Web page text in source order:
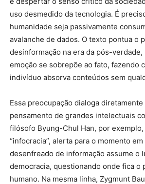
uso desmedido da tecnologia. É
humanidade seja passivamente
avalanche de dados. O texto pontua o
desinformação na era da pós-
emoção se sobrepõe ao fato, fazendo
indivíduo absorva conteúdos sem
Essa preocupação dialoga diretamente
pensamento de grandes intelectuais
filósofo Byung-Chul Han, por
“infocracia”, alerta para o momento
desenfreado de informação assume o
democracia, questionando onde fica o
humano. Na mesma linha, Zygmunt